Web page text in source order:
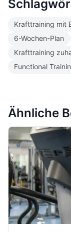
Krafttraining mit
6-Wochen-Plan
Krafttraining
Functional
Ähnliche